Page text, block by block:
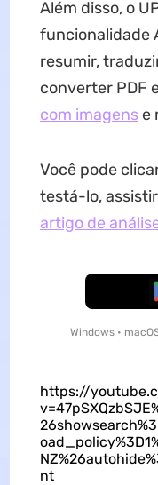
Além disso, o
funcionalidade
resumir,
converter PDF
com imagense
Você pode
testá-lo,
artigo de
Windows •
https://
nt